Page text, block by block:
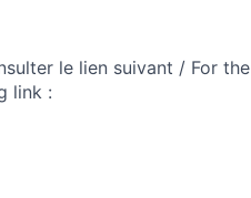
le lien suivant / For the
link :